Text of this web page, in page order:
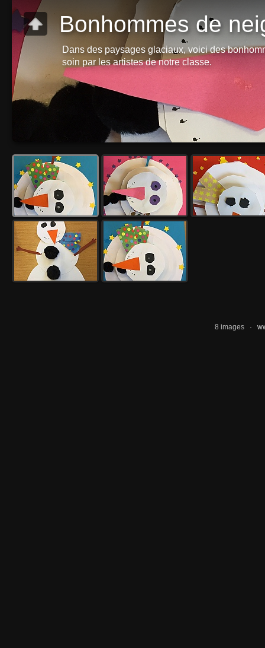
Bonhommes de
Dans des paysages glaciaux, voici des
soin par les artistes de notre classe.
8 images ·